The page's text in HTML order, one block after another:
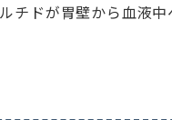
チドが胃壁から血液